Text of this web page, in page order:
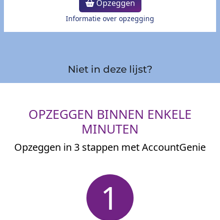
Opzeggen
Informatie over opzegging
Niet in deze lijst?
OPZEGGEN BINNEN ENKELE
MINUTEN
Opzeggen in 3 stappen met AccountGenie
1